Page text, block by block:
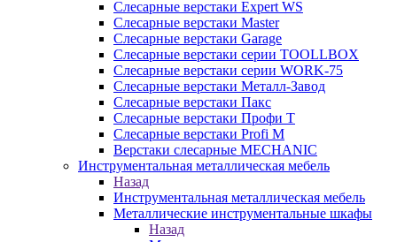
Слесарные верстаки Expert WS
Слесарные верстаки Master
Слесарные верстаки Garage
Слесарные верстаки серии TOOLLBOX
Слесарные верстаки серии WORK-75
Слесарные верстаки Металл-Завод
Слесарные верстаки Пакс
Слесарные верстаки Профи Т
Слесарные верстаки Profi M
Верстаки слесарные MECHANIC
Инструментальная металлическая мебель
Назад
Инструментальная металлическая мебель
Металлические инструментальные шкафы
Назад